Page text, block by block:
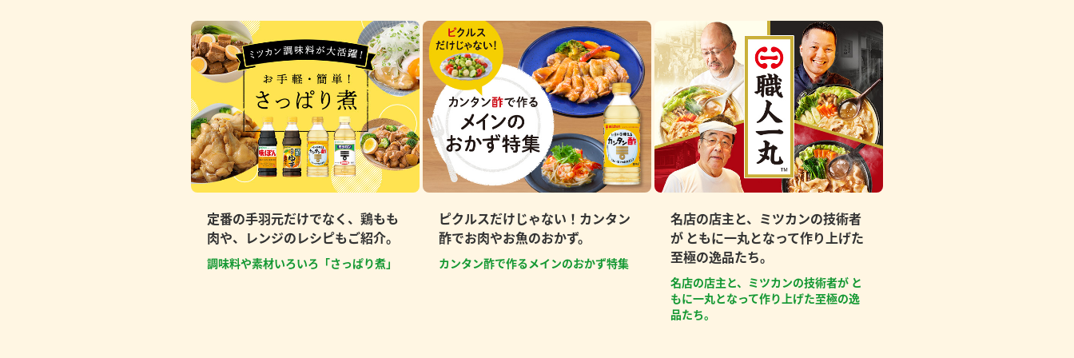
定番の手羽元だけでなく、鶏もも
肉や、レンジのレシピもご紹介。
調味料や素材いろいろ「さっぱり煮」
ピクルスだけじゃない！カンタン
酢でお肉やお魚のおかず。
カンタン酢で作るメインのおかず特集
名店の店主と、ミツカンの技術者
が ともに一丸となって作り上げた
至極の逸品たち。
名店の店主と、ミツカンの技術者が と
もに一丸となって作り上げた至極の逸
品たち。